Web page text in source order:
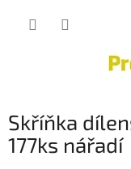
Skříňka
177ks nářadí